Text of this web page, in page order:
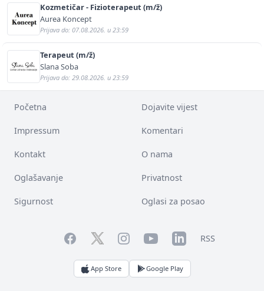
Kozmetičar - Fizioterapeut (m/ž)
Aurea Koncept
Prijava do: 07.08.2026. u 23:59
Terapeut (m/ž)
Slana Soba
Prijava do: 29.08.2026. u 23:59
Početna Dojavite vijest
Impressum Komentari
Kontakt O nama
Oglašavanje Privatnost
Sigurnost Oglasi za posao
FacebookTwitterInstagramYouTubeLinkedInRSS
App Store Google Play